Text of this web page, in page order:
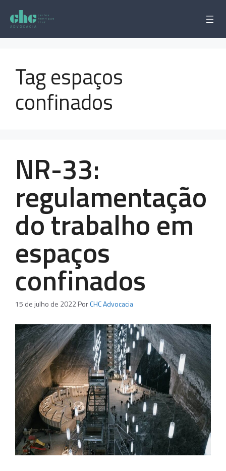
para
conteúdo
Tag espaços
confinados
NR-33:
regulamentação
do trabalho em
espaços
confinados
15 de julho de 2022PorCHC Advocacia